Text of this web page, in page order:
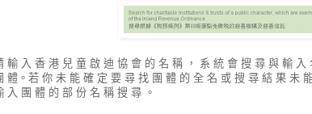
輸 入 香 港 兒 童 啟 迪 協 會 的 名 稱 ， 系 統 會 搜 尋 與 輸
體。若 你 未 能 確 定 要 尋 找 團 體 的 全 名 或 搜 尋 結 果 未
入 團 體 的 部 份 名 稱 搜 尋 。